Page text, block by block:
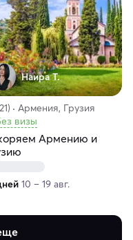
Наира Т.
Армения, Грузия
визы
Армению и
10 – 19 авг.